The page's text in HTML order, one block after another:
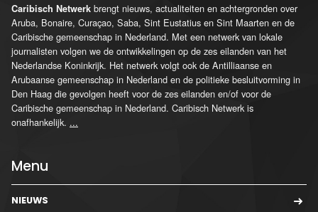
Caribisch Netwerk brengt nieuws, actualiteiten en achtergronden over
Aruba, Bonaire, Curaçao, Saba, Sint Eustatius en Sint Maarten en de
Caribische gemeenschap in Nederland. Met een netwerk van lokale
journalisten volgen we de ontwikkelingen op de zes eilanden van het
Nederlandse Koninkrijk. Het netwerk volgt ook de Antilliaanse en
Arubaanse gemeenschap in Nederland en de politieke besluitvorming in
Den Haag die gevolgen heeft voor de zes eilanden en/of voor de
Caribische gemeenschap in Nederland. Caribisch Netwerk is
onafhankelijk. ...
Menu
NIEUWS